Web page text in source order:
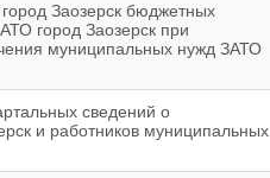
Заозерск бюджетных
город Заозерск при
муниципальных нужд ЗАТО
сведений о
и работников муниципальных